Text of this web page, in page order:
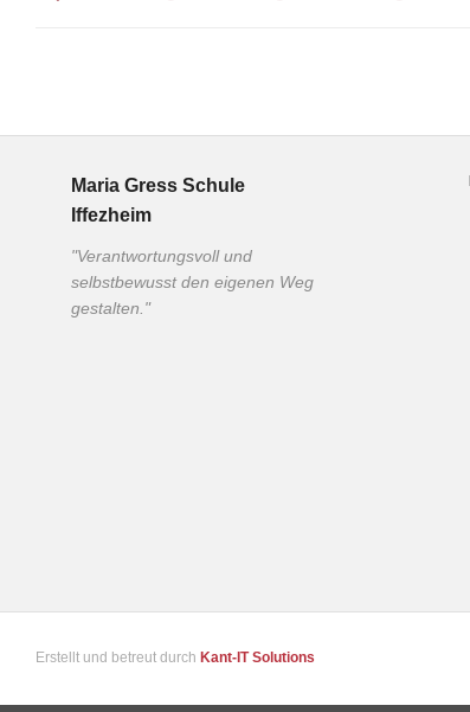
Maria Gress Schule
Iffezheim
"Verantwortungsvoll und
selbstbewusst den eigenen Weg
gestalten."
Erstellt und betreut durch Kant-IT Solutions